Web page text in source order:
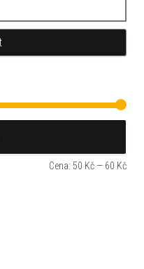
Cena: 50 Kč — 60 Kč